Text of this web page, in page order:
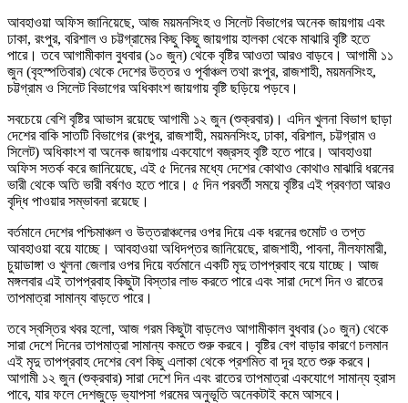
আবহাওয়া অফিস জানিয়েছে, আজ ময়মনসিংহ ও সিলেট বিভাগের অনেক জায়গায় এবং
ঢাকা, রংপুর, বরিশাল ও চট্টগ্রামের কিছু কিছু জায়গায় হালকা থেকে মাঝারি বৃষ্টি হতে
পারে। তবে আগামীকাল বুধবার (১০ জুন) থেকে বৃষ্টির আওতা আরও বাড়বে। আগামী ১১
জুন (বৃহস্পতিবার) থেকে দেশের উত্তর ও পূর্বাঞ্চল তথা রংপুর, রাজশাহী, ময়মনসিংহ,
চট্টগ্রাম ও সিলেট বিভাগের অধিকাংশ জায়গায় বৃষ্টি ছড়িয়ে পড়বে।
সবচেয়ে বেশি বৃষ্টির আভাস রয়েছে আগামী ১২ জুন (শুক্রবার)। এদিন খুলনা বিভাগ ছাড়া
দেশের বাকি সাতটি বিভাগের (রংপুর, রাজশাহী, ময়মনসিংহ, ঢাকা, বরিশাল, চট্টগ্রাম ও
সিলেট) অধিকাংশ বা অনেক জায়গায় একযোগে বজ্রসহ বৃষ্টি হতে পারে। আবহাওয়া
অফিস সতর্ক করে জানিয়েছে, এই ৫ দিনের মধ্যে দেশের কোথাও কোথাও মাঝারি ধরনের
ভারী থেকে অতি ভারী বর্ষণও হতে পারে। ৫ দিন পরবর্তী সময়ে বৃষ্টির এই প্রবণতা আরও
বৃদ্ধি পাওয়ার সম্ভাবনা রয়েছে।
বর্তমানে দেশের পশ্চিমাঞ্চল ও উত্তরাঞ্চলের ওপর দিয়ে এক ধরনের গুমোট ও তপ্ত
আবহাওয়া বয়ে যাচ্ছে। আবহাওয়া অধিদপ্তর জানিয়েছে, রাজশাহী, পাবনা, নীলফামারী,
চুয়াডাঙ্গা ও খুলনা জেলার ওপর দিয়ে বর্তমানে একটি মৃদু তাপপ্রবাহ বয়ে যাচ্ছে। আজ
মঙ্গলবার এই তাপপ্রবাহ কিছুটা বিস্তার লাভ করতে পারে এবং সারা দেশে দিন ও রাতের
তাপমাত্রা সামান্য বাড়তে পারে।
তবে স্বস্তির খবর হলো, আজ গরম কিছুটা বাড়লেও আগামীকাল বুধবার (১০ জুন) থেকে
সারা দেশে দিনের তাপমাত্রা সামান্য কমতে শুরু করবে। বৃষ্টির বেগ বাড়ার কারণে চলমান
এই মৃদু তাপপ্রবাহ দেশের বেশ কিছু এলাকা থেকে প্রশমিত বা দূর হতে শুরু করবে।
আগামী ১২ জুন (শুক্রবার) সারা দেশে দিন এবং রাতের তাপমাত্রা একযোগে সামান্য হ্রাস
পাবে, যার ফলে দেশজুড়ে ভ্যাপসা গরমের অনুভূতি অনেকটাই কমে আসবে।